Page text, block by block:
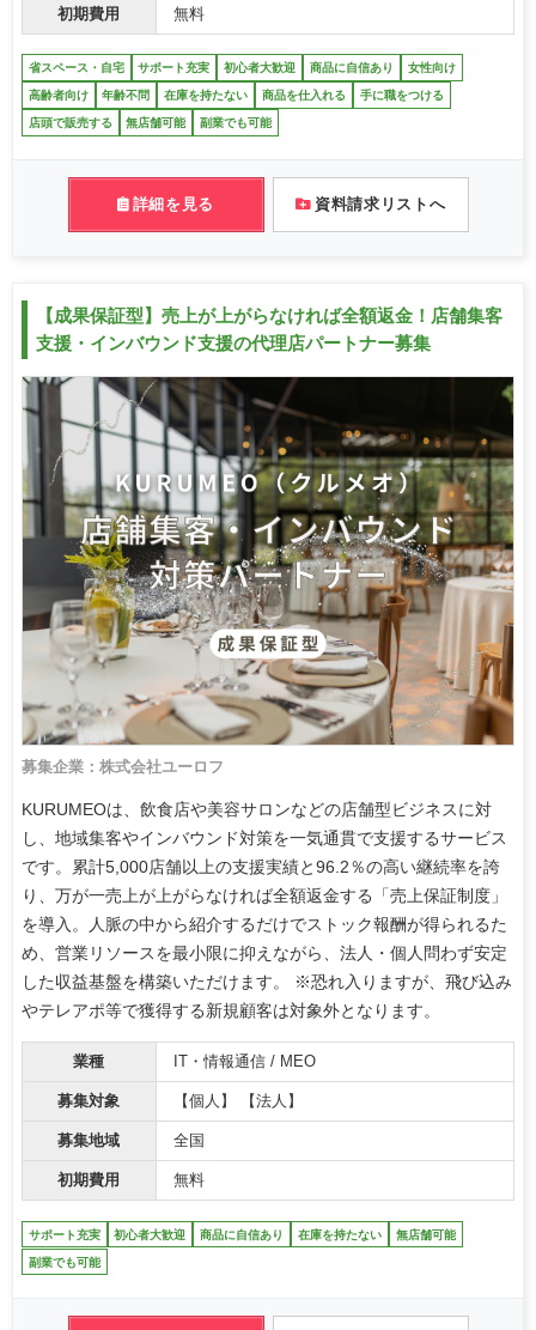
初期費用 無料
省スペース・自宅 サポート充実 初心者大歓迎 商品に自信あり 女性向け
高齢者向け 年齢不問 在庫を持たない 商品を仕入れる 手に職をつける
店頭で販売する 無店舗可能 副業でも可能
詳細を見る 資料請求リストへ
【成果保証型】売上が上がらなければ全額返金！店舗集客
支援・インバウンド支援の代理店パートナー募集
募集企業：株式会社ユーロフ
KURUMEOは、飲食店や美容サロンなどの店舗型ビジネスに対
し、地域集客やインバウンド対策を一気通貫で支援するサービス
です。累計5,000店舗以上の支援実績と96.2％の高い継続率を誇
り、万が一売上が上がらなければ全額返金する「売上保証制度」
を導入。人脈の中から紹介するだけでストック報酬が得られるた
め、営業リソースを最小限に抑えながら、法人・個人問わず安定
した収益基盤を構築いただけます。 ※恐れ入りますが、飛び込み
やテレアポ等で獲得する新規顧客は対象外となります。
業種 IT・情報通信 / MEO
募集対象 【個人】 【法人】
募集地域 全国
初期費用 無料
サポート充実 初心者大歓迎 商品に自信あり 在庫を持たない 無店舗可能
副業でも可能